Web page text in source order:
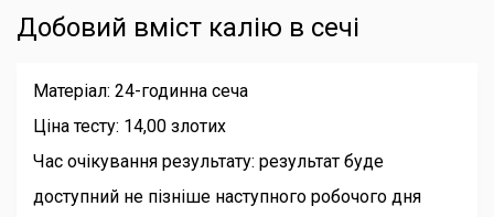
Добовий вміст калію в сечі
Матеріал: 24-годинна сеча
Ціна тесту: 14,00 злотих
Час очікування результату: результат буде
доступний не пізніше наступного робочого дня